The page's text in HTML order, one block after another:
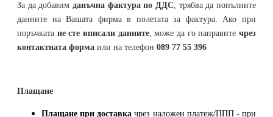
За да добавим данъчна фактура по ДДС, трябва да попълните
данните на Вашата фирма в полетата за фактура. Ако при
поръчката не сте вписали данните, може да го направитечрез
контактната форма или на телефон 089 77 55 396
Плащане
Плащане при доставка чрез наложен платеж/ППП - при